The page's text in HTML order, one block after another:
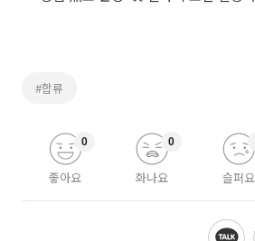
#합류
좋아요
0
화나요
0
슬퍼요